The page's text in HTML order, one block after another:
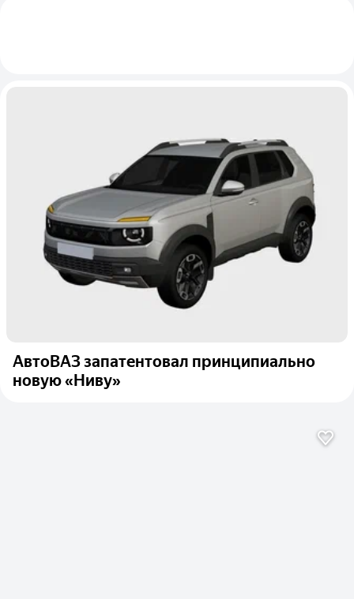
АвтоВАЗ запатентовал принципиально
новую «Ниву»